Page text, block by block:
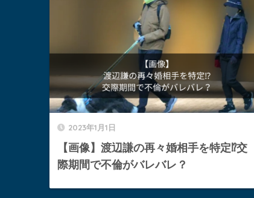
2023年1月1日
【画像】渡辺謙の再々婚相手を特定⁉︎交
際期間で不倫がバレバレ？